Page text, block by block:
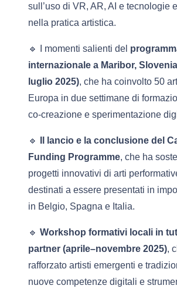
sull’uso di VR, AR, AI e tecnologie
nella pratica artistica.
🔹 I momenti salienti del
internazionale a Maribor,
luglio 2025), che ha coinvolto 50
Europa in due settimane di
co-creazione e sperimentazione
🔹
Il lancio e la conclusione del
Funding Programme, che ha
progetti innovativi di arti
destinati a essere presentati in
in Belgio, Spagna e Italia.
🔹 Workshop formativi locali in
partner (aprile–novembre 2025),
rafforzato artisti emergenti e
nuove competenze digitali e